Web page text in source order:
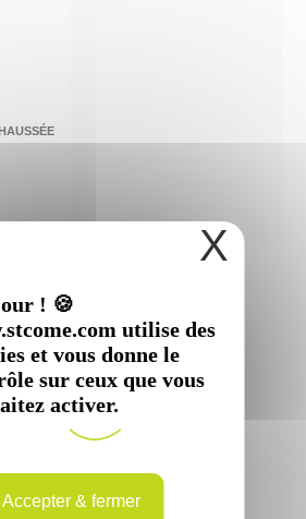
Docteur
MAITRIAS
Spécialité :
Vasculaire
X
! 🍪
utilise des
et vous donne le
sur ceux que vous
activer.
Accepter & fermer